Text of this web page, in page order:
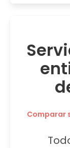
Comparar